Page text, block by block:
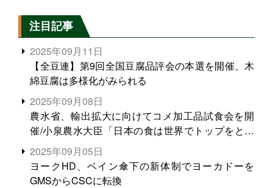
注目記事
2025年09月11日
【全豆連】第9回全国豆腐品評会の本選を開催、木
綿豆腐は多様化がみられる
2025年09月08日
農水省、輸出拡大に向けてコメ加工品試食会を開
催/小泉農水大臣「日本の食は世界でトップをとれ
る。米増産に向けて、米輸出需要の拡大を」
2025年09月05日
ヨークHD、ベイン傘下の新体制でヨーカドーを
GMSからCSCに転換